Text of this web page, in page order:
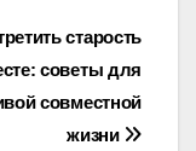
старость
советы для
совместной
жизни